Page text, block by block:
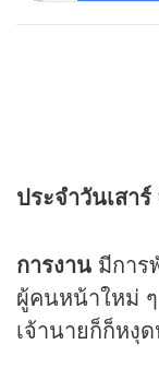
ประจำวันเสา
การงาน มีการ
ผู้คนหน้าใหม่
เจ้านายก็ก็หงุ